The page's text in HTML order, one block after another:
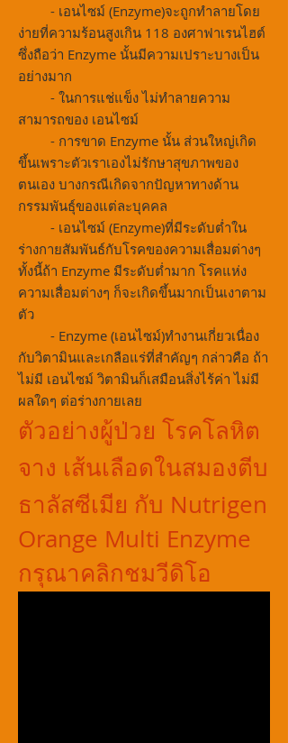
- เอนไซม์ (Enzyme)จะถูกทำลายโดย
ง่ายที่ความร้อนสูงเกิน 118 องศาฟาเรนไฮต์
ซึ่งถือว่า Enzyme นั้นมีความเปราะบางเป็น
อย่างมาก
- ในการแช่แข็ง ไม่ทำลายความ
สามารถของ เอนไซม์
- การขาด Enzyme นั้น ส่วนใหญ่เกิด
ขึ้นเพราะตัวเราเองไม่รักษาสุขภาพของ
ตนเอง บางกรณีเกิดจากปัญหาทางด้าน
กรรมพันธุ์ของแต่ละบุคคล
- เอนไซม์ (Enzyme)ที่มีระดับต่ำใน
ร่างกายสัมพันธ์กับโรคของความเสื่อมต่างๆ
ทั้งนี้ถ้า Enzyme มีระดับต่ำมาก โรคแห่ง
ความเสื่อมต่างๆ ก็จะเกิดขึ้นมากเป็นเงาตาม
ตัว
- Enzyme (เอนไซม์)ทำงานเกี่ยวเนื่อง
กับวิตามินและเกลือแร่ที่สำคัญๆ กล่าวคือ ถ้า
ไม่มี เอนไซม์ วิตามินก็เสมือนสิ่งไร้ค่า ไม่มี
ผลใดๆ ต่อร่างกายเลย
ตัวอย่างผู้ป่วย โรคโลหิต
จาง เส้นเลือดในสมองตีบ
ธาลัสซีเมีย กับ Nutrigen
Orange Multi Enzyme
กรุณาคลิกชมวีดิโอ